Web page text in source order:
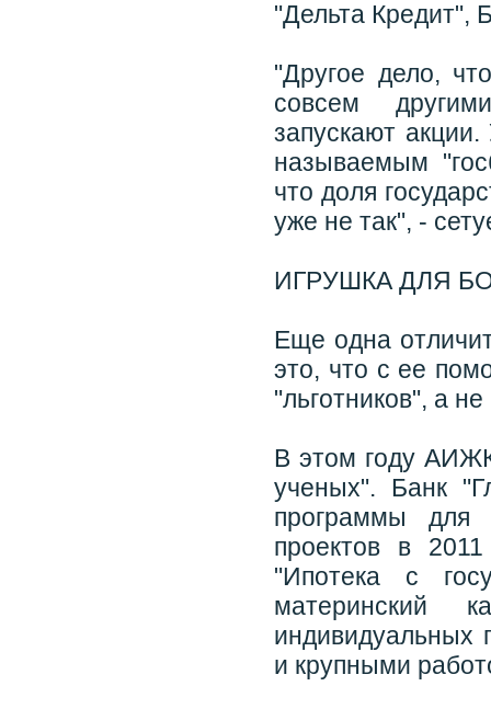
"Дельта Кредит",
"Другое дело,
совсем
запускают
называемым
что доля
уже не так", -
ИГРУШКА ДЛЯ
Еще одна
это, что с ее
"льготников", а
В этом году
ученых". Банк
программы для
проектов в
"Ипотека с
материнский
индивидуальных
и крупными